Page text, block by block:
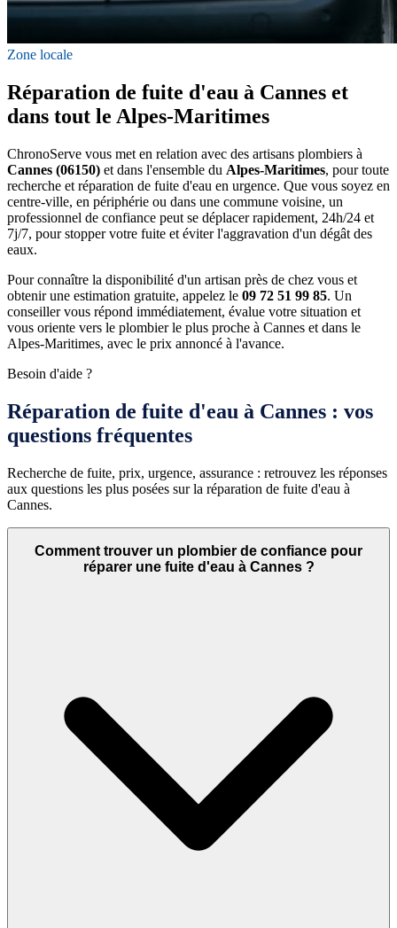
Zone locale
Réparation de fuite d'eau à Cannes et
dans tout le Alpes-Maritimes
ChronoServe vous met en relation avec des artisans plombiers à
Cannes (06150) et dans l'ensemble du Alpes-Maritimes, pour toute
recherche et réparation de fuite d'eau en urgence. Que vous soyez en
centre-ville, en périphérie ou dans une commune voisine, un
professionnel de confiance peut se déplacer rapidement, 24h/24 et
7j/7, pour stopper votre fuite et éviter l'aggravation d'un dégât des
eaux.
Pour connaître la disponibilité d'un artisan près de chez vous et
obtenir une estimation gratuite, appelez le 09 72 51 99 85. Un
conseiller vous répond immédiatement, évalue votre situation et
vous oriente vers le plombier le plus proche à Cannes et dans le
Alpes-Maritimes, avec le prix annoncé à l'avance.
Besoin d'aide ?
Réparation de fuite d'eau à Cannes : vos
questions fréquentes
Recherche de fuite, prix, urgence, assurance : retrouvez les réponses
aux questions les plus posées sur la réparation de fuite d'eau à
Cannes.
Comment trouver un plombier de confiance pour
réparer une fuite d'eau à Cannes ?